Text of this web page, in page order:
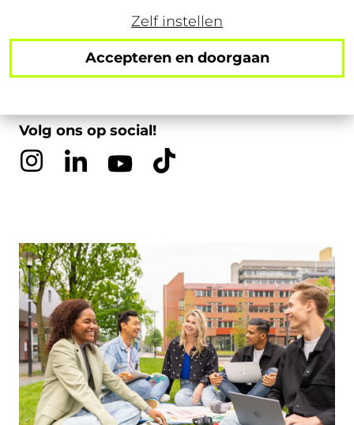
Zelf instellen
Accepteren en doorgaan
coronacrisis, spannend?
Volg ons op social!